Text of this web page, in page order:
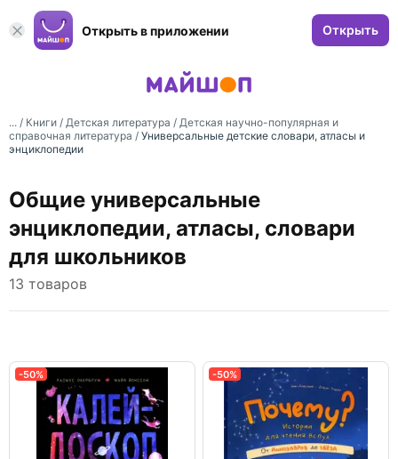
Открыть в приложении Открыть
... / Книги / Детская литература / Детская научно-популярная и
справочная литература / Универсальные детские словари, атласы и
энциклопедии
Общие универсальные
энциклопедии, атласы, словари
для школьников
13 товаров
-50% -50%